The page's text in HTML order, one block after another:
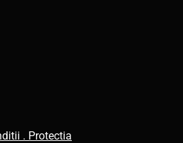
. Protectia